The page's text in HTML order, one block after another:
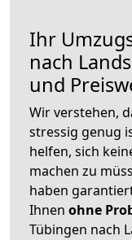
Ihr
nach
und
Wir verstehen,
stressig genug
helfen, sich
machen zu
haben
Ihnen ohne
Tübingen nach